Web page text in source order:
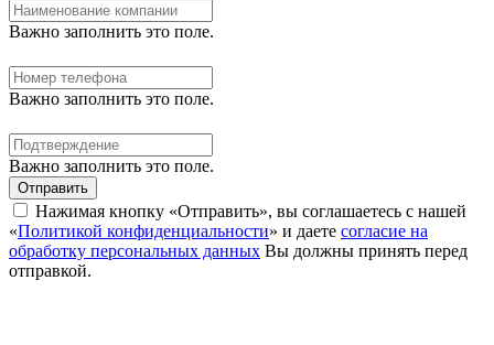
Важно заполнить это поле.
Важно заполнить это поле.
Важно заполнить это поле.
Отправить
Нажимая кнопку «Отправить», вы соглашаетесь с нашей
«Политикой конфиденциальности» и даете согласие на
обработку персональных данных Вы должны принять перед
отправкой.